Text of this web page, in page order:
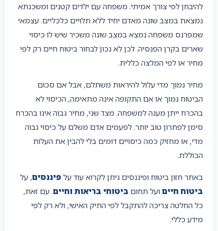
להיבחן לפי צורך אמיתי. משפחה עם ילדים קטנים ומשכנתא
נמצאת במצב שונה מאדם יחיד ללא תלויים כלכליים. עצמאי
שמפרנס משפחה נמצא במצב שונה משכיר שיש לו כיסוי
שארים בקרן הפנסיה. לכן לא נכון לבחור ביטוח חיים רק לפי
מחיר או לפי המלצה כללית.
מחיר נמוך מדי עלול להיראות משתלם, אבל אם סכום
הביטוח נמוך או אם התקופה אינה מתאימה, הכיסוי לא
בהכרח ייתן מענה למשפחה. מצד שני, מחיר גבוה אינו בהכרח
סימן לפתרון טוב יותר. לפעמים אדם משלם על כיסוי גבוה
מדי, או מחזיק כמה כיסויים דומים בלי להבין את העלות
הכוללת.
באתר חזון ביטוח ופיננסים ניתן לקרוא עוד על פיננסים, על
ביטוח חייםועל תחוםביטוחי בריאות וחיים. עם זאת,
כל החלטה צריכה להתקבל לפי התיק האישי, ולא רק לפי
מידע כללי.